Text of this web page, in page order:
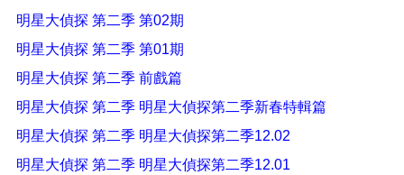
明星大偵探 第二季 第02期
明星大偵探 第二季 第01期
明星大偵探 第二季 前戲篇
明星大偵探 第二季 明星大偵探第二季新春特輯篇
明星大偵探 第二季 明星大偵探第二季12.02
明星大偵探 第二季 明星大偵探第二季12.01